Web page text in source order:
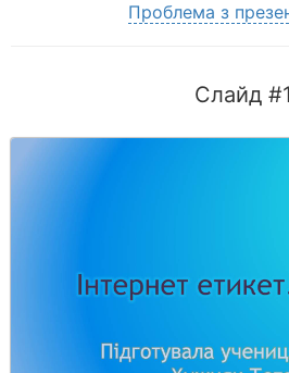
Проблема з
Слайд #1